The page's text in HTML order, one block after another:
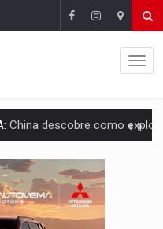
após bater na traseira de
Essa receita com frango virou o meu
7 negócios que podem começar com pouco dinheiro e
Brasil reúne dimensão continental e posição